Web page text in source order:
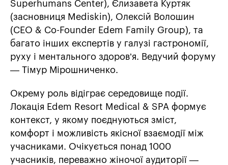
Superhumans Center), Єлизавета Куртяк
(засновниця Mediskin), Олексій Волошин
(CEO & Co-Founder Edem Family Group), та
багато інших експертів у галузі гастрономії,
руху і ментального здоров’я. Ведучий форуму
— Тімур Мірошниченко.
Окрему роль відіграє середовище події.
Локація Edem Resort Medical & SPA формує
контекст, у якому поєднуються зміст,
комфорт і можливість якісної взаємодії між
учасниками. Очікується понад 1000
учасників, переважно жіночої аудиторії —